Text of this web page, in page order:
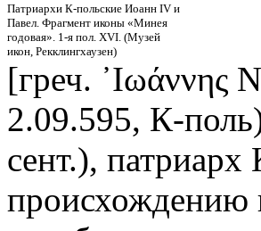
Патриархи К-польские Иоанн IV и
Павел. Фрагмент иконы «Минея
годовая». 1-я пол. XVI. (Музей
икон, Рекклингхаузен)
[греч. ᾿Ιωάννης
2.09.595, К-
сент.),
происхождению